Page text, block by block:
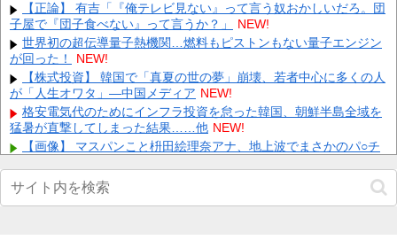
【悲報】 楽天、ガチで逝くｗｗｗｗｗｗｗｗｗｗｗｗｗｗｗｗｗ
ｗｗｗ NEW!
【画像】 芦田愛菜ちゃん「うわー、すごい！なんか出てる♥」
NEW!
【動画】 御当地アイドルだった頃の今田美桜、レベチｗｗｗｗｗ
ｗｗｗｗｗｗｗｗｗｗｗｗｗ NEW!
【悲報】 町のお弁当屋さん「申し訳ないが消費税1%になったら
その分商品代を値上げするわ」 NEW!
Powered by livedoor 相互RSS
【正論】 有吉「『俺テレビ見ない』って言う奴おかしいだろ。団
子屋で『団子食べない』って言うか？」
NEW!
世界初の超伝導量子熱機関…燃料もピストンもない量子エンジン
が回った！
NEW!
【株式投資】 韓国で「真夏の世の夢」崩壊、若者中心に多くの人
が「人生オワタ」―中国メディア NEW!
格安電気代のためにインフラ投資を怠った韓国、朝鮮半島全域を
猛暑が直撃してしまった結果……他 NEW!
【画像】 マスパンこと枡田絵理奈アナ、地上波でまさかのパ○チ
【悲報】30歳過ぎても売れ残ってる男さんって「非モテ」だよな
ｗｗｗｗｗｗｗｗｗｗ他